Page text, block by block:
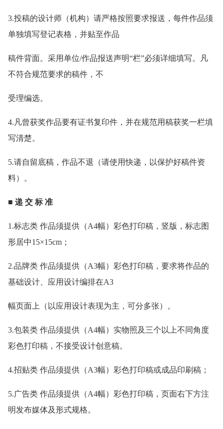
3.投稿的设计师（机构）请严格按照要求报送，每件作品须
单独填写登记表格，并贴至作品
稿件背面。采用单位/作品报送声明“栏”必须详细填写。凡
不符合规范要求的稿件，不
受理编选。
4.凡曾获奖作品要有证书复印件，并在规范用稿获奖一栏填
写清楚。
5.请自留底稿，作品不退（请使用快递，以保护好稿件资
料）。
■ 递 交 标 准
1.标志类 作品须提供（A4幅）彩色打印稿，竖版，标志图
形居中15×15cm；
2.品牌类 作品须提供（A3幅）彩色打印稿，要求将作品的
基础设计、应用设计编排在A3
幅页面上（以应用设计表现为主，可分多张）。
3.包装类 作品须提供（A4幅）实物照及三个以上不同角度
彩色打印稿，不接受设计创意稿。
4.招贴类 作品须提供（A3幅）彩色打印稿或成品印刷稿；
5.广告类 作品须提供（A4幅）彩色打印稿，页面右下方注
明发布媒体及形式规格。